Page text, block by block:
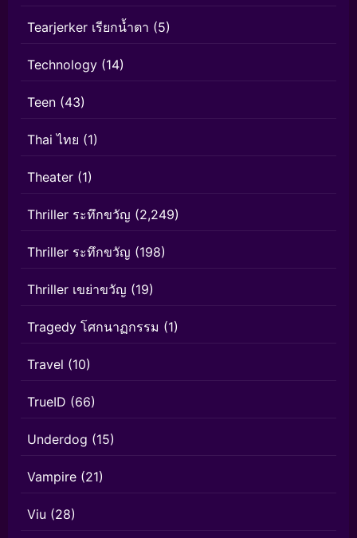
Tearjerker เรียกน้ำตา (5)
Technology (14)
Teen (43)
Thai ไทย (1)
Theater (1)
Thriller ระทึกขวัญ (2,249)
Thriller ระทึกขวัญ (198)
Thriller เขย่าขวัญ (19)
Tragedy โศกนาฏกรรม (1)
Travel (10)
TrueID (66)
Underdog (15)
Vampire (21)
Viu (28)